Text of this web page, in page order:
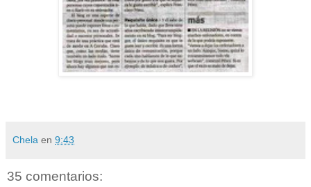
Chela en 9:43
35 comentarios: